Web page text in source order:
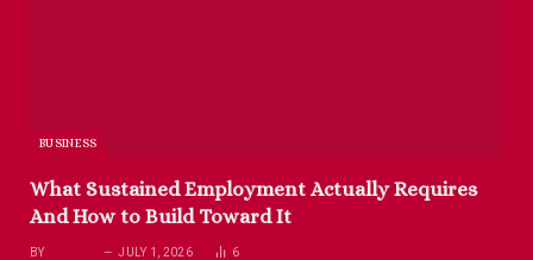
BUSINESS
What Sustained Employment Actually Requires
And How to Build Toward It
BY JULY 1, 2026 6